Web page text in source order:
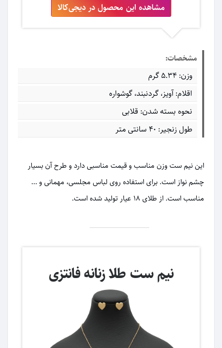
مشاهده این محصول در دیجی‌کالا
مشخصات:
وزن: 5.34 گرم
اقلام: آویز، گردنبند، گوشواره
نحوه بسته شدن: قلابی
طول زنجیر: 40 سانتی متر
این نیم ست وزن مناسب و قیمت مناسبی دارد و طرح آن بسیار
چشم نواز است. برای استفاده روی لباس مجلسی، مهمانی و ...
مناسب است. از طلای 18 عیار تولید شده است.
نیم ست طلا زنانه فانتزی